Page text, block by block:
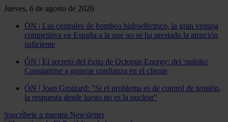
Jueves, 6 de agosto de 2026
ÓN | Las centrales de bombeo hidroeléctrico, la gran ventaja
competitiva en España a la que no se ha prestado la atención
suficiente
ÓN | El secreto del éxito de Octopus Energy: del 'pulpito'
Constantine a generar confianza en el cliente
ÓN | Joan Groizard: "Si el problema es de control de tensión,
la respuesta desde luego no es la nuclear"
Suscríbete a nuestra Newsletter